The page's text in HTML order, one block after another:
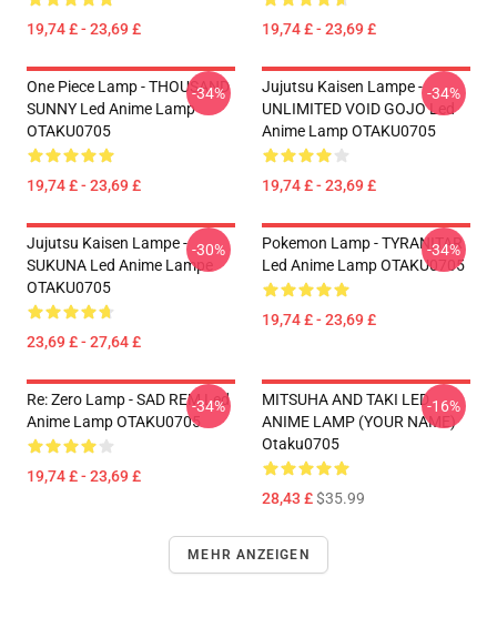
19,74 £ - 23,69 £ 19,74 £ - 23,69 £
One Piece Lamp - THOUSAND
SUNNY Led Anime Lamp
OTAKU0705
19,74 £ - 23,69 £
-34%
Jujutsu Kaisen Lampe -
UNLIMITED VOID GOJO Led
Anime Lamp OTAKU0705
19,74 £ - 23,69 £
-34%
Jujutsu Kaisen Lampe -
SUKUNA Led Anime Lampe
OTAKU0705
23,69 £ - 27,64 £
-30%
Pokemon Lamp - TYRANITAR
Led Anime Lamp OTAKU0705
19,74 £ - 23,69 £
-34%
Re: Zero Lamp - SAD REM Led
Anime Lamp OTAKU0705
19,74 £ - 23,69 £
-34%
MITSUHA AND TAKI LED
ANIME LAMP (YOUR NAME)
Otaku0705
28,43 £$35.99
-16%
MEHR ANZEIGEN